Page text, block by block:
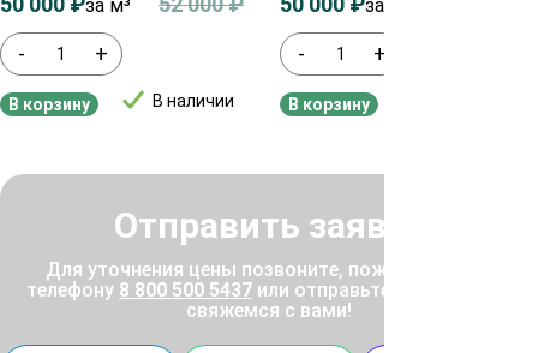
- +
В наличии
за м³
В корзину
- +
за м³
В корзину
Отправить заявку
Для уточнения цены позвоните, пожалуйста, по
телефону 8 800 500 5437 или отправьте заявку, и мы
свяжемся с вами!